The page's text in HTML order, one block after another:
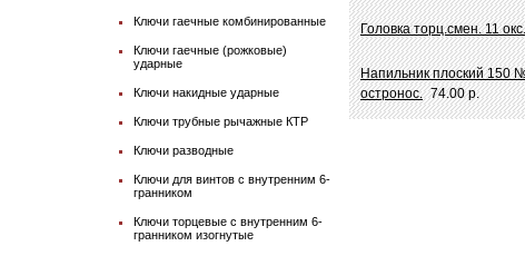
Ключи гаечные комбинированные
Ключи гаечные (рожковые)
ударные
Ключи накидные ударные
Ключи трубные рычажные КТР
Ключи разводные
Ключи для винтов с внутренним 6-
гранником
Ключи торцевые с внутренним 6-
гранником изогнутые
Головка торц.смен. 11
Напильник плоский 150
остронос. 74.00 р.